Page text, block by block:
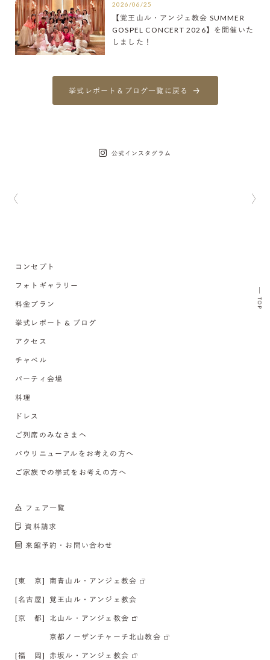
2026/06/25
【覚王山ル・アンジェ教会 SUMMER
GOSPEL CONCERT 2026】を開催いた
しました！
挙式レポート＆ブログ一覧に戻る
公式インスタグラム
TOP
コンセプト
フォトギャラリー
料金プラン
挙式レポート & ブログ
アクセス
チャペル
パーティ会場
料理
ドレス
ご列席のみなさまへ
バウリニューアルをお考えの方へ
ご家族での挙式をお考えの方へ
フェア一覧
資料請求
来館予約・お問い合わせ
[東 京] 南青山ル・アンジェ教会
[名古屋] 覚王山ル・アンジェ教会
[京 都] 北山ル・アンジェ教会
京都ノーザンチャーチ北山教会
[福 岡] 赤坂ル・アンジェ教会